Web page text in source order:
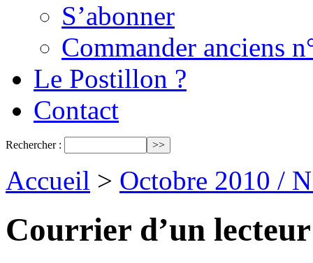
S’abonner
Commander anciens
Le Postillon ?
Contact
Rechercher :
Accueil > Octobre 2010 /
Courrier d’un lecteur